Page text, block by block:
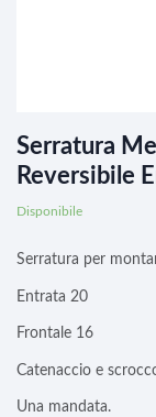
Serratura
Reversibile
Disponibile
Serratura per
Entrata 20
Frontale 16
Catenaccio e
Una mandata.